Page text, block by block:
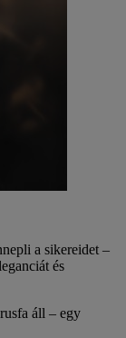
a sikereidet –
és
áll – egy